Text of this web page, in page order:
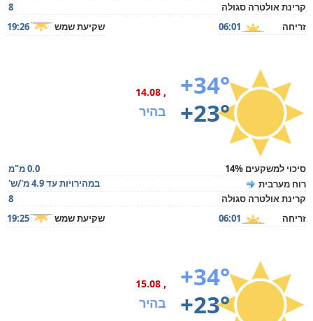
קרינת אולטרה סגולה
8
זריחה
06:01 שקיעת שמש 19:26
+34°
+23°
, 14.08
בהיר
סיכוי למשקעים 14%
0.0 מ"מ
רוח מערבית
במהירויות עד 4.9 מ'/ש'
קרינת אולטרה סגולה
8
זריחה
06:01 שקיעת שמש 19:25
+34°
+23°
, 15.08
בהיר